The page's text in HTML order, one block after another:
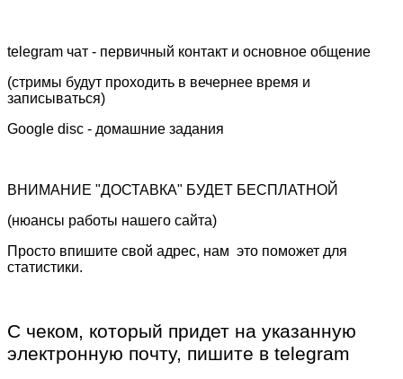
telegram чат - первичный контакт и основное общение
(стримы будут проходить в вечернее время и
записываться)
Google disc - домашние задания
ВНИМАНИЕ "ДОСТАВКА" БУДЕТ БЕСПЛАТНОЙ
(нюансы работы нашего сайта)
Просто впишите свой адрес, нам это поможет для
статистики.
С чеком, который придет на указанную
электронную почту, пишите в telegram